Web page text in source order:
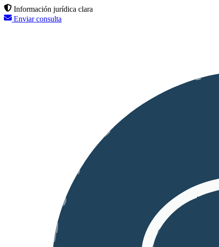
Información jurídica clara
Enviar consulta